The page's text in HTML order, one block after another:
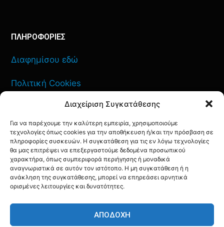
Διαχείριση Συγκατάθεσης
Για να παρέχουμε την καλύτερη εμπειρία, χρησιμοποιούμε
τεχνολογίες όπως cookies για την αποθήκευση ή/και την πρόσβαση σε
πληροφορίες συσκευών. Η συγκατάθεση για τις εν λόγω τεχνολογίες
θα μας επιτρέψει να επεξεργαστούμε δεδομένα προσωπικού
χαρακτήρα, όπως συμπεριφορά περιήγησης ή μοναδικά
αναγνωριστικά σε αυτόν τον ιστότοπο. Η μη συγκατάθεση ή η
ανάκληση της συγκατάθεσης, μπορεί να επηρεάσει αρνητικά
ορισμένες λειτουργίες και δυνατότητες.
ΑΠΟΔΟΧΉ
ΠΛΗΡΟΦΟΡΙΕΣ
Διαφημίσου εδώ
Πολιτική Cookies
Πολιτική Απορρήτου
ΕΠΙΚΟΙΝΩΝΙΑ
YOUTUBE